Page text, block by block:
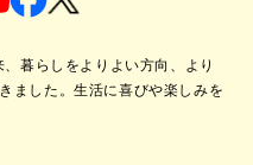
暮らしをよりよい方向、より
ました。生活に喜びや楽しみを